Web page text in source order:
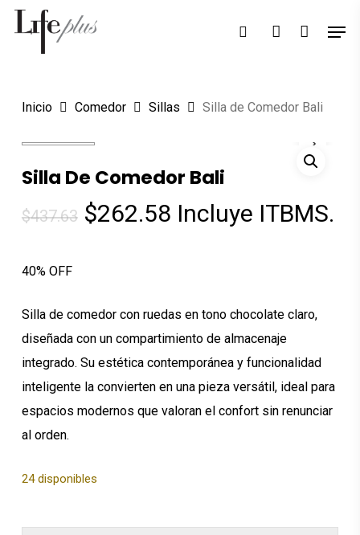
Skip
Búsqueda
productos
searchaccount
Inicio Comedor Sillas Silla de Comedor Bali
Silla De Comedor Bali
$437.63 El
$437.63.
$262.58El
$262.58.
Incluye ITBMS.
40% OFF
Silla de comedor con ruedas en tono chocolate claro,
diseñada con un compartimiento de almacenaje
integrado. Su estética contemporánea y funcionalidad
inteligente la convierten en una pieza versátil, ideal para
espacios modernos que valoran el confort sin renunciar
al orden.
24 disponibles